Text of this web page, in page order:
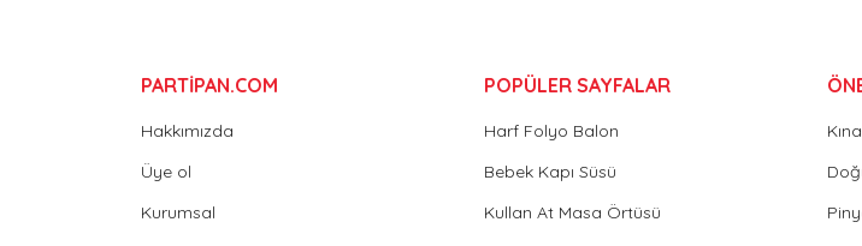
PARTİPAN.COM
Hakkımızda
Üye ol
Kurumsal
POPÜLER SAYFALAR
Harf Folyo Balon
Bebek Kapı Süsü
Kullan At Masa Örtüsü